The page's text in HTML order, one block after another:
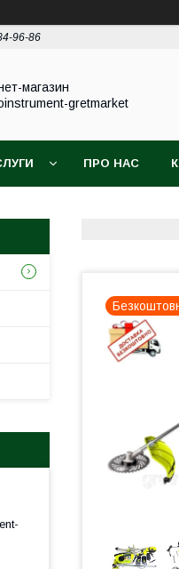
96-86
магазин
gretmarket
ПРО НАС